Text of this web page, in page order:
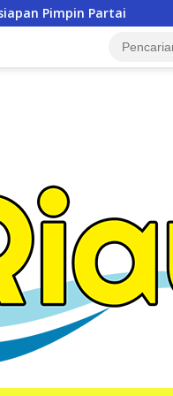
Kodim 0321/Rohil Gelar